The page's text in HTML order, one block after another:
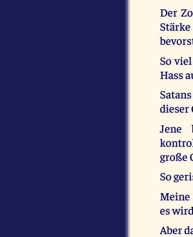
Der
So
Hass
dieser
Jene
große
So
Meine
es
Aber